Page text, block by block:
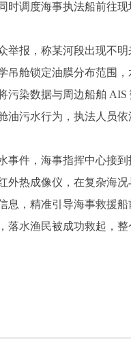
时调度海事执法船前往
，称某河段出现不明
吊舱锁定油膜分布范围
污染数据与周边船舶
油污水行为，执法人员
，海事指挥中心接到
外热成像仪，在复杂海
息，精准引导海事救援
落水渔民被成功救起，